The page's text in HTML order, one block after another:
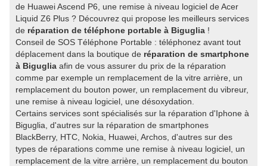
de Huawei Ascend P6, une remise à niveau logiciel de Acer
Liquid Z6 Plus ? Découvrez qui propose les meilleurs services
de réparation de téléphone portable à Biguglia !
Conseil de SOS Téléphone Portable : téléphonez avant tout
déplacement dans la boutique de réparation de smartphone
à Biguglia afin de vous assurer du prix de la réparation
comme par exemple un remplacement de la vitre arrière, un
remplacement du bouton power, un remplacement du vibreur,
une remise à niveau logiciel, une désoxydation.
Certains services sont spécialisés sur la réparation d'Iphone à
Biguglia, d'autres sur la réparation de smartphones
BlackBerry, HTC, Nokia, Huawei, Archos, d'autres sur des
types de réparations comme une remise à niveau logiciel, un
remplacement de la vitre arrière, un remplacement du bouton